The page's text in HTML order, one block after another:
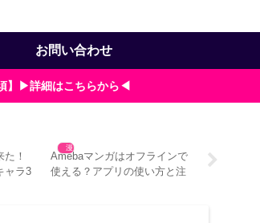
お問い合わせ
】▶詳細はこちらから◀
！
ャラ3
漫画
Amebaマンガはオフラインで
使える？アプリの使い方と注
漫画をタ